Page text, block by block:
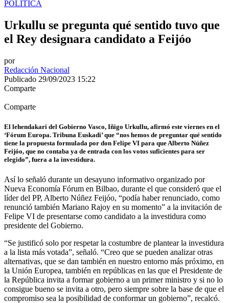
POLÍTICA
Urkullu se pregunta qué sentido tuvo que
el Rey designara candidato a Feijóo
por
Redacción Nacional
Publicado 29/09/2023 15:22
Comparte
Comparte
El lehendakari del Gobierno Vasco, Iñigo Urkullu, afirmó este viernes en el
‘Fórum Europa. Tribuna Euskadi’ que “nos hemos de preguntar qué sentido
tiene la propuesta formulada por don Felipe VI para que Alberto Núñez
Feijóo, que no contaba ya de entrada con los votos suficientes para ser
elegido”, fuera a la investidura.
Así lo señaló durante un desayuno informativo organizado por
Nueva Economía Fórum en Bilbao, durante el que consideró que el
líder del PP, Alberto Núñez Feijóo, “podía haber renunciado, como
renunció también Mariano Rajoy en su momento” a la invitación de
Felipe VI de presentarse como candidato a la investidura como
presidente del Gobierno.
“Se justificó solo por respetar la costumbre de plantear la investidura
a la lista más votada”, señaló. “Creo que se pueden analizar otras
alternativas, que se dan también en nuestro entorno más próximo, en
la Unión Europea, también en repúblicas en las que el Presidente de
la República invita a formar gobierno a un primer ministro y si no lo
consigue bueno se invita a otro, pero siempre sobre la base de que el
compromiso sea la posibilidad de conformar un gobierno”, recalcó.